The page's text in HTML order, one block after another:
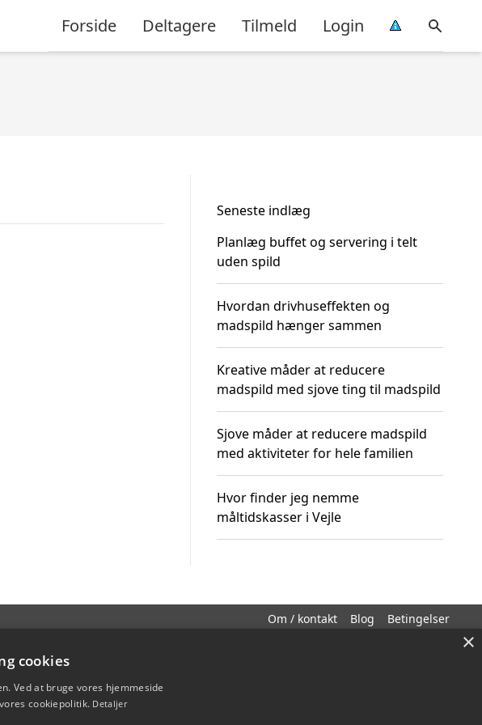
Forside Deltagere Tilmeld Login
Seneste indlæg
Planlæg buffet og servering i telt
uden spild
Hvordan drivhuseffekten og
madspild hænger sammen
Kreative måder at reducere
madspild med sjove ting til madspild
Sjove måder at reducere madspild
med aktiviteter for hele familien
Hvor finder jeg nemme
måltidskasser i Vejle
Om / kontakt Blog Betingelser
×
cookies
Ved at bruge vores hjemmeside
cookiepolitik. Detaljer